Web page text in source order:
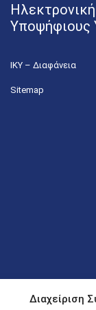
Διαχείριση
Υποψήφιους
ΙΚΥ – Διαφάνεια
Sitemap